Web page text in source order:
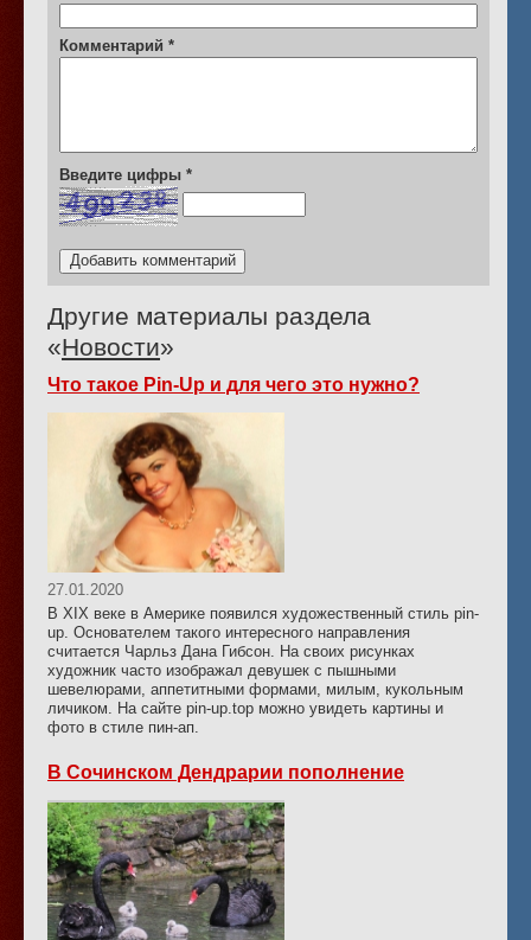
Комментарий *
Введите цифры *
Другие материалы раздела
«Новости»
Что такое Pin-Up и для чего это нужно?
27.01.2020
В XIX веке в Америке появился художественный стиль pin-
up. Основателем такого интересного направления
считается Чарльз Дана Гибсон. На своих рисунках
художник часто изображал девушек с пышными
шевелюрами, аппетитными формами, милым, кукольным
личиком. На сайте pin-up.top можно увидеть картины и
фото в стиле пин-ап.
В Сочинском Дендрарии пополнение